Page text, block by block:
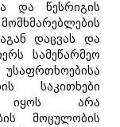
და წესრიგის
დაცვას და
სამეწარმეო
საკითხები
იყოს არა
მოცულობის